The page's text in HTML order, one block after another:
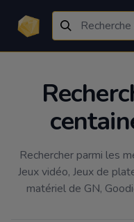
Rechercher parmi les
Jeux vidéo, Jeux de
matériel de GN,